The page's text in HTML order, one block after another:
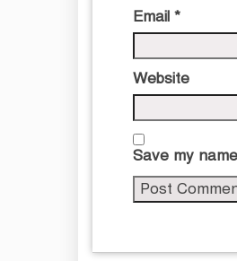
Email *
Website
Save my